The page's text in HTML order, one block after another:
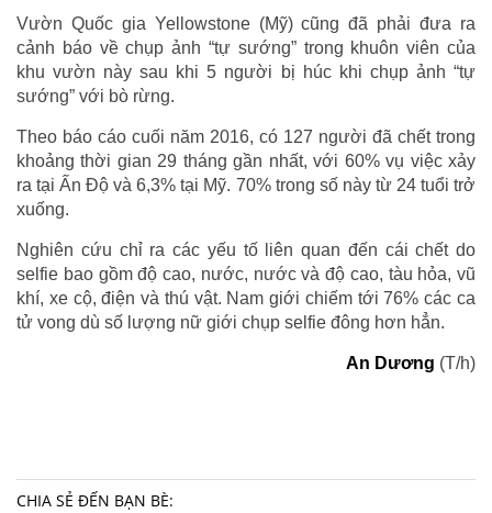
Vườn Quốc gia Yellowstone (Mỹ) cũng đã phải đưa ra
cảnh báo về chụp ảnh “tự sướng” trong khuôn viên của
khu vườn này sau khi 5 người bị húc khi chụp ảnh “tự
sướng” với bò rừng.
Theo báo cáo cuối năm 2016, có 127 người đã chết trong
khoảng thời gian 29 tháng gần nhất, với 60% vụ việc xảy
ra tại Ấn Độ và 6,3% tại Mỹ. 70% trong số này từ 24 tuổi trở
xuống.
Nghiên cứu chỉ ra các yếu tố liên quan đến cái chết do
selfie bao gồm độ cao, nước, nước và độ cao, tàu hỏa, vũ
khí, xe cộ, điện và thú vật. Nam giới chiếm tới 76% các ca
tử vong dù số lượng nữ giới chụp selfie đông hơn hẳn.
An Dương (T/h)
CHIA SẺ ĐẾN BẠN BÈ: